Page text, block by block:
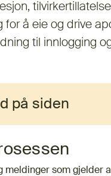
for å eie og drive
til innlogging
på siden
meldinger som gjelder